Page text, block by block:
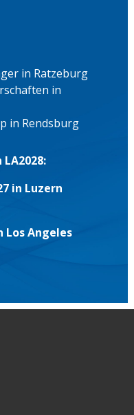
in Ratzeburg
in
in Rendsburg
in Luzern
Los Angeles